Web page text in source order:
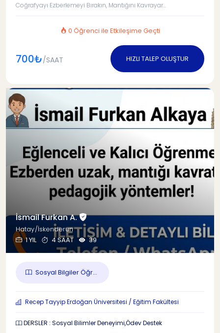
Coğrafyayı Ezberlemeyi Bırakın, Mantığını Kavrayar...
0 Öğrenci ile Etkileşime Geçti
700₺/SAAT HIZLI TALEP OLUŞTUR
İsmail Furkan A.
Hatay/İskenderun
1 YIL
4 SAAT 39
Sosyal Bilgiler Öğr...
Recep Tayyip Erdoğan Üniversitesi / Eğitim Fakültesi
DERSLER : Sosyal Bilimler Deneyimi,Ödev Destek